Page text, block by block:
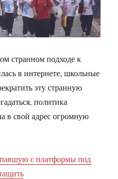
странном подходе к
в интернете, школьные
эту странную
политика
в свой адрес огромную
с платформы под